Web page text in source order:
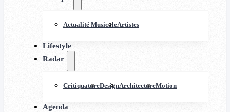
Actualité MusicaleArtistes
Lifestyle
Radar
CritiquatureDesignArchitectureMotion
Agenda